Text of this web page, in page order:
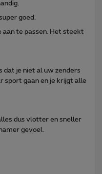
goed.
aan te passen. Het steekt
dat je niet al uw zenders
sport gaan en je krijgt alle
dus vlotter en sneller
gevoel.